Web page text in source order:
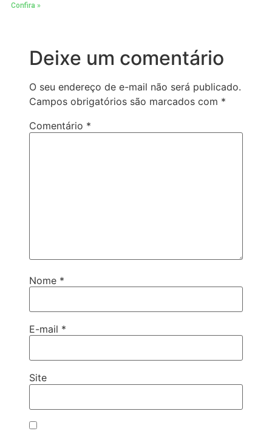
Confira »
Deixe um comentário
O seu endereço de e-mail não será publicado.
Campos obrigatórios são marcados com *
Comentário *
Nome *
E-mail *
Site